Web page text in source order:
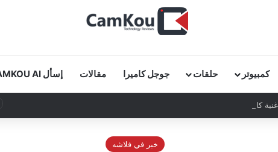
كمبيوتر حلقات جوجل كاميرا مقالات إسأل CAMKOU AI
كاملة في دقائق!
خبر في فلاشه